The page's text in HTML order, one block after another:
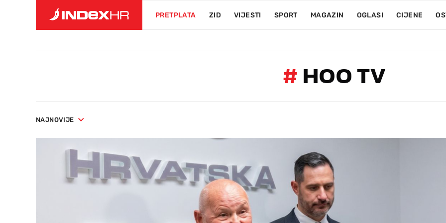
PRETPLATA ZID VIJESTI SPORT MAGAZIN OGLASI CIJENE
# HOO TV
NAJNOVIJE